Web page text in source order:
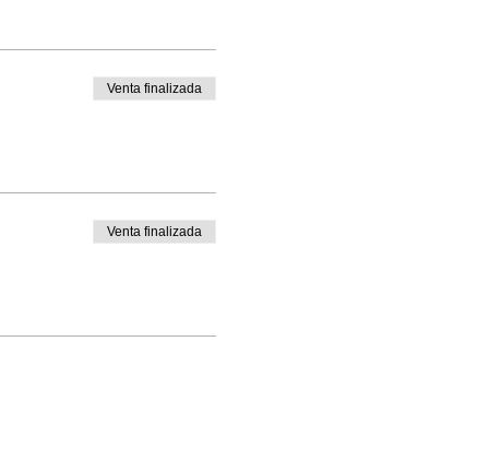
Venta finalizada
Venta finalizada